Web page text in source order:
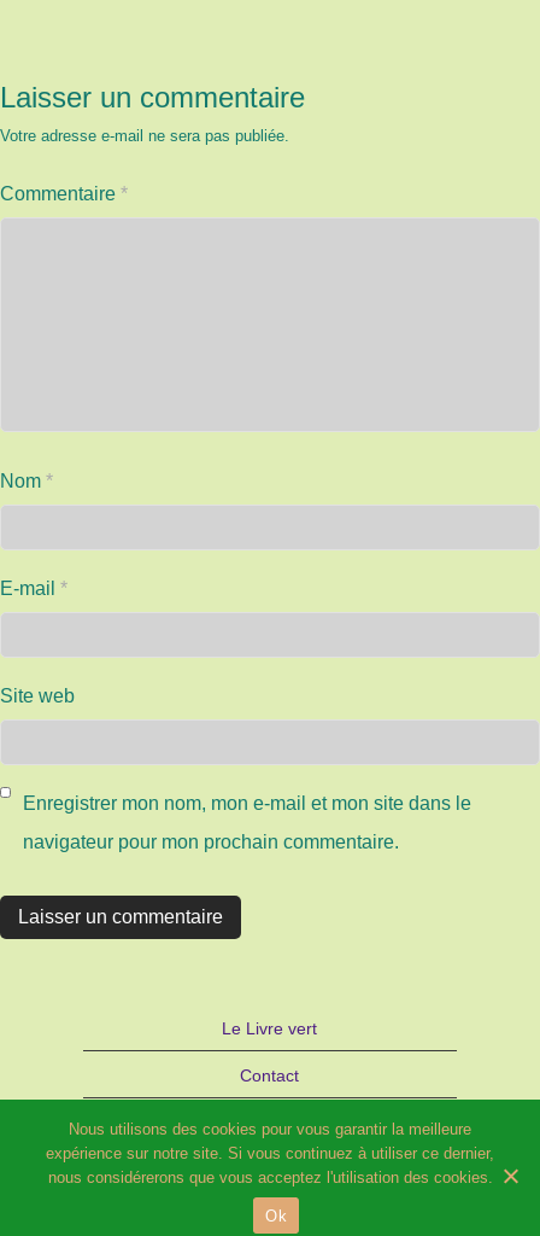
Laisser un commentaire
Votre adresse e-mail ne sera pas publiée.
Commentaire *
Nom *
E-mail *
Site web
Enregistrer mon nom, mon e-mail et mon site dans le
navigateur pour mon prochain commentaire.
Le Livre vert
Contact
Autre site d’Hélène SCHILD : Bijoux
STRATAGEMME – PARIS
Nous utilisons des cookies pour vous garantir la meilleure
expérience sur notre site. Si vous continuez à utiliser ce dernier,
nous considérerons que vous acceptez l'utilisation des cookies.
Ok